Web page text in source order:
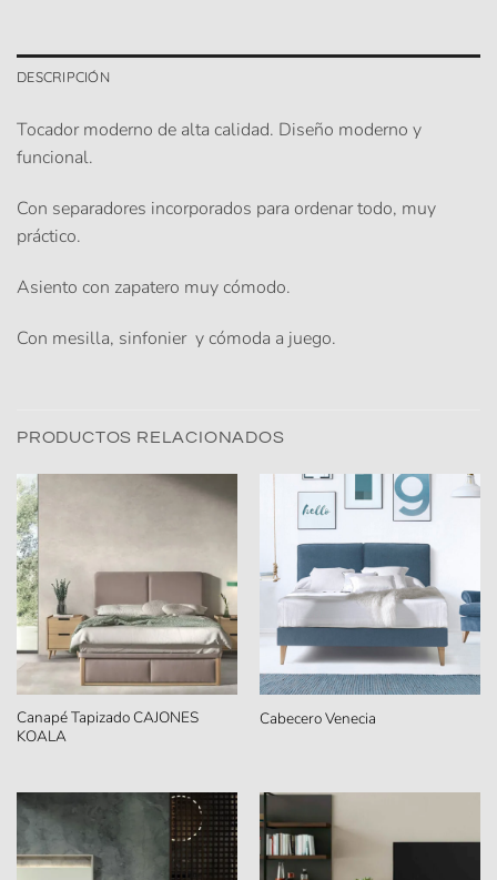
DESCRIPCIÓN
Tocador moderno de alta calidad. Diseño moderno y
funcional.
Con separadores incorporados para ordenar todo, muy
práctico.
Asiento con zapatero muy cómodo.
Con mesilla, sinfonier y cómoda a juego.
PRODUCTOS RELACIONADOS
Canapé Tapizado CAJONES
KOALA
Cabecero Venecia